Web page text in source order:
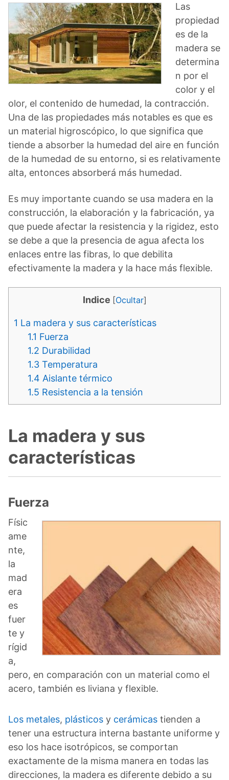
Las
propiedad
es de la
madera se
determina
n por el
color y el
olor, el contenido de humedad, la contracción.
Una de las propiedades más notables es que es
un material higroscópico, lo que significa que
tiende a absorber la humedad del aire en función
de la humedad de su entorno, si es relativamente
alta, entonces absorberá más humedad.
Es muy importante cuando se usa madera en la
construcción, la elaboración y la fabricación, ya
que puede afectar la resistencia y la rigidez, esto
se debe a que la presencia de agua afecta los
enlaces entre las fibras, lo que debilita
efectivamente la madera y la hace más flexible.
Indice [Ocultar]
1 La madera y sus características
1.1 Fuerza
1.2 Durabilidad
1.3 Temperatura
1.4 Aislante térmico
1.5 Resistencia a la tensión
La madera y sus
características
Fuerza
Físic
ame
nte,
la
mad
era
es
fuer
te y
rígid
a,
pero, en comparación con un material como el
acero, también es liviana y flexible.
Los metales, plásticos y cerámicas tienden a
tener una estructura interna bastante uniforme y
eso los hace isotrópicos, se comportan
exactamente de la misma manera en todas las
direcciones, la madera es diferente debido a su